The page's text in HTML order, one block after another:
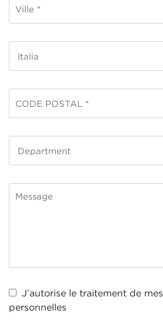
J’autorise le traitement de mes
personnelles